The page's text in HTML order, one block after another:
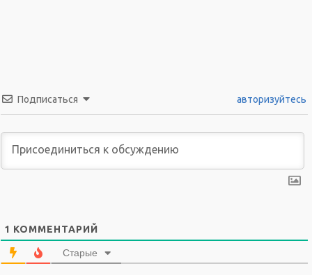
Подписаться авторизуйтесь
1 КОММЕНТАРИЙ
Старые